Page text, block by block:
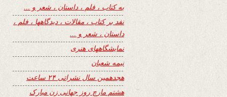
به کتاب ، فلم ، داستان ، شعر و …
نفد بر کتاب ، مقالات ، دیدگاهها ، فلم ،
داستان ، شعر و …
نمایشگاههای هنری
نیمه شعبان
هجدهمین سال نشراتی ۲۴ ساعت
هشتم مارچ روز جهانی زن مبارک